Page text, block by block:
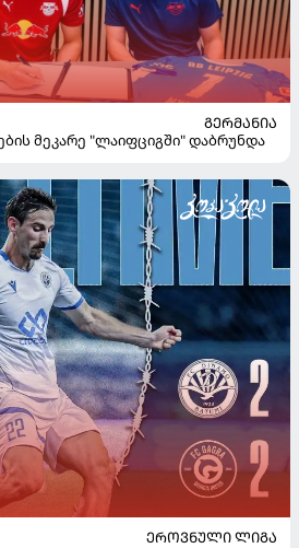
ᲒᲔᲠᲛᲐᲜᲘᲐ
მეკარე "ლაიფციგში" დაბრუნდა
ᲔᲠᲝᲕᲜᲣᲚᲘ ᲚᲘᲒᲐ